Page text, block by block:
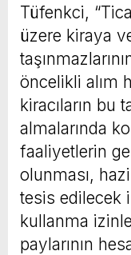
Tüfenkci,
üzere kiraya
öncelikli alım
kiracıların bu
almalarında
faaliyetlerin
olunması,
tesis edilecek
kullanma
paylarının